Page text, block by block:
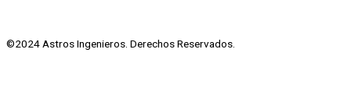
©2024 Astros Ingenieros. Derechos Reservados.